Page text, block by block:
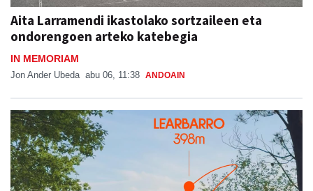
Aita Larramendi ikastolako sortzaileen eta
ondorengoen arteko katebegia
IN MEMORIAM
Jon Ander Ubeda abu 06, 11:38 ANDOAIN